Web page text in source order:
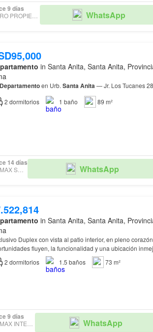
9 días
BÜRO PROPIEDADES WhatsApp
in Santa Anita, Santa Anita,
Departamentoen Urb. SantaAnita— Jr. Los Tucanes
2 dormitorios 1 baño 89 m²
14 días
REMAX SMART WhatsApp
in Santa Anita, Santa Anita,
Exclusivo Duplex con vista al patio interior, en pleno
fluyen, la funcionalidad y una ubicación
de vida dinámico, comercial y en const…
2 dormitorios 1.5 baños 73 m²
9 días
REMAX INTEGRITY WhatsApp